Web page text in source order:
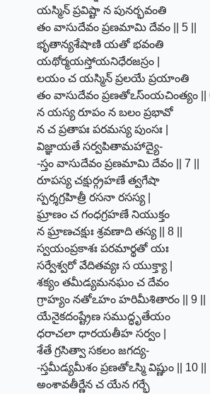
యస్మిన్ ప్రవిష్టా న పునర్భవంతి
తం వాసుదేవం ప్రణమామి దేవం || 5 ||
భృతాన్యశేషాణి యతో భవంతి
యథోర్మయస్తోయనిధేరజస్రం |
లయం చ యస్మిన్ ప్రలయే ప్రయాంతి
తం వాసుదేవం ప్రణతోఽస్ంయచింత్యం ||
న యస్య రూపం న బలం ప్రభావో
న చ ప్రతాపః పరమస్య పుంసః |
విజ్ఞాయతే సర్వపితామహాద్యై-
-స్తం వాసుదేవం ప్రణమామి దేవం || 7 ||
రూపస్య చక్షుర్గ్రహణే త్వగేషా
స్పర్శగ్రహిత్రీ రసనా రసస్య |
ఘ్రాణం చ గంధగ్రహణే నియుక్తం
న ఘ్రాణచక్షుః శ్రవణాది తస్య || 8 ||
స్వయంప్రకాశః పరమార్థతో యః
సర్వేశ్వరో వేదితవ్యః స యుక్త్యా |
శక్యం తమీడ్యమనఘం చ దేవం
గ్రాహ్యం నతోఽహం హరిమీశితారం || 9 ||
యేనైకదంష్ట్రేణ సముద్ధృతేయం
ధరాచలా ధారయతీహ సర్వం |
శేతే గ్రసిత్వా సకలం జగద్య-
-స్తమీడ్యమీశం ప్రణతోఽస్మి విష్ణుం || 10 ||
అంశావతీర్ణేన చ యేన గర్భే